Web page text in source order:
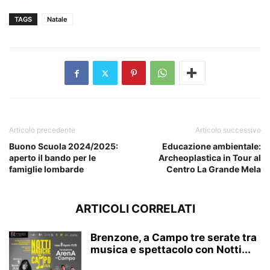
TAGS Natale
Articolo precedente
Buono Scuola 2024/2025:
aperto il bando per le
famiglie lombarde
Articolo successivo
Educazione ambientale:
Archeoplastica in Tour al
Centro La Grande Mela
ARTICOLI CORRELATI
Brenzone, a Campo tre serate tra
musica e spettacolo con Notti...